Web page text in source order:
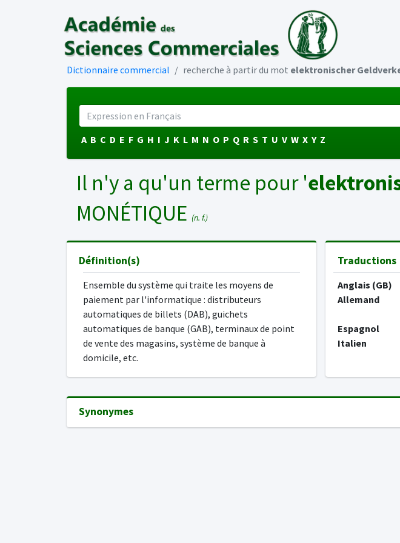
Dictionnaire commercial recherche à partir du mot elektronischer
A B C D E F G H I J K L M N O P Q R S T U V W X Y Z
Il n'y a qu'un terme pour '
MONÉTIQUE (n. f.)
Définition(s)
Ensemble du système qui traite les moyens de
paiement par l'informatique : distributeurs
automatiques de billets (DAB), guichets
automatiques de banque (GAB), terminaux de point
de vente des magasins, système de banque à
domicile, etc.
Traductions
Anglais (GB)
Allemand
Espagnol
Italien
Synonymes